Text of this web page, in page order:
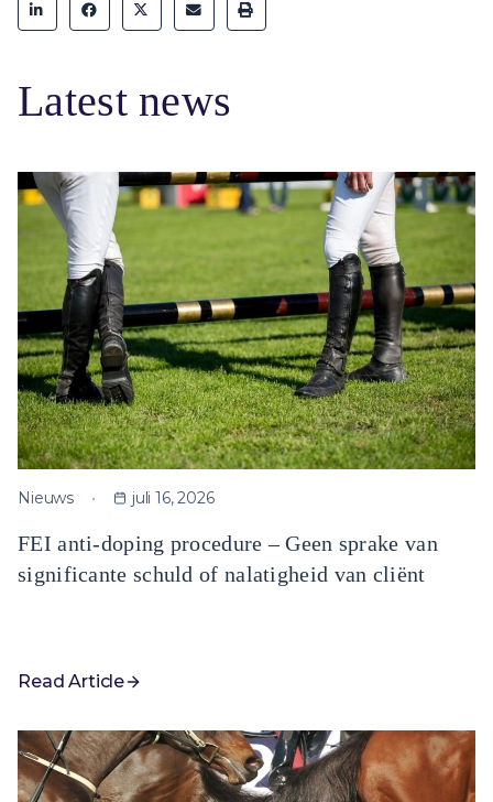
Latest news
Nieuws juli 16, 2026
FEI anti-doping procedure – Geen sprake van
significante schuld of nalatigheid van cliënt
Read Article